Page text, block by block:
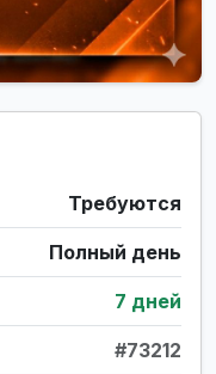
Требуются
Полный день
7 дней
#73212